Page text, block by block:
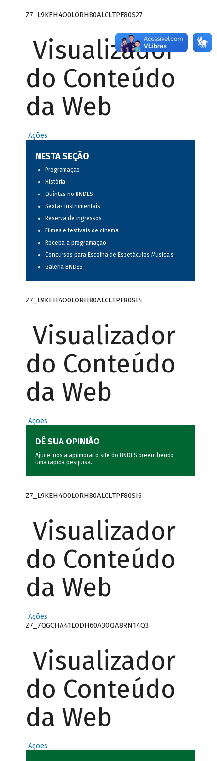
Z7_L9KEH4O0LORH80ALCLTPF80S27
Visualizador
do Conteúdo
da Web
Ações
NESTA SEÇÃO
Programação
História
Quintas no BNDES
Sextas instrumentais
Reserva de ingressos
Filmes e festivais de cinema
Receba a programação
Concursos para Escolha de Espetáculos Musicais
Galeria BNDES
Z7_L9KEH4O0LORH80ALCLTPF80SI4
Visualizador
do Conteúdo
da Web
Ações
DÊ SUA OPINIÃO
Ajude-nos a aprimorar o site do BNDES preenchendo
uma rápida pesquisa.
Z7_L9KEH4O0LORH80ALCLTPF80SI6
Visualizador
do Conteúdo
da Web
Ações
Z7_7QGCHA41LODH60A3OQA8RN14Q3
Visualizador
do Conteúdo
da Web
Ações